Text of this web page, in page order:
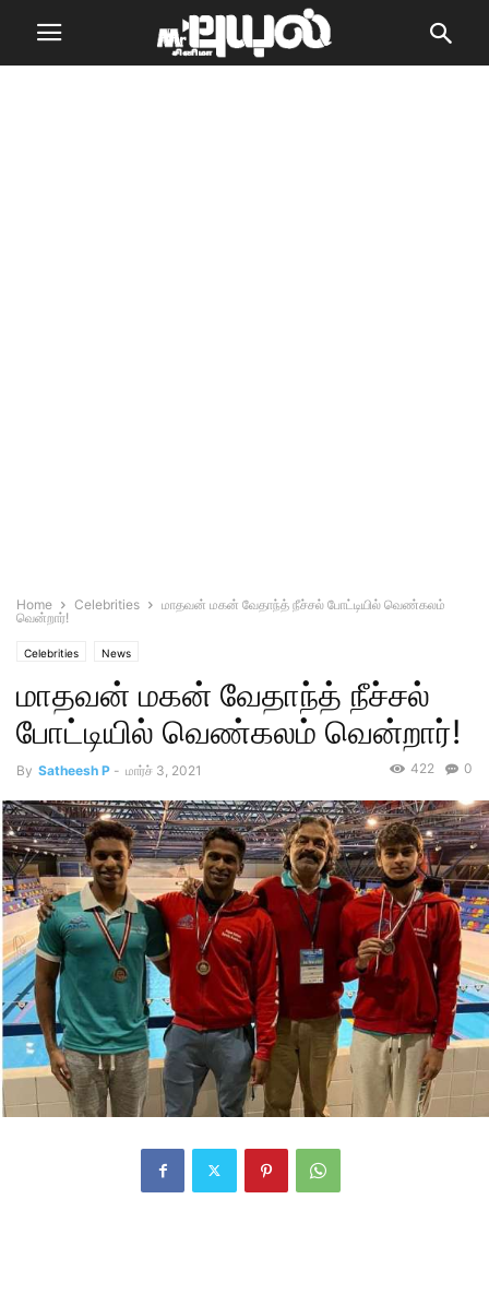
Home Celebrities
மாதவன் மகன் வேதாந்த் நீச்சல் போட்டியில் வெண்கலம்
வென்றார்!
Celebrities News
மாதவன் மகன் வேதாந்த் நீச்சல்
போட்டியில் வெண்கலம் வென்றார்!
By Satheesh P - மார்ச் 3, 2021 0
422